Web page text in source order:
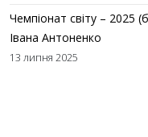
Чемпіонат світу – 2025
Івана Антоненко
13 липня 2025